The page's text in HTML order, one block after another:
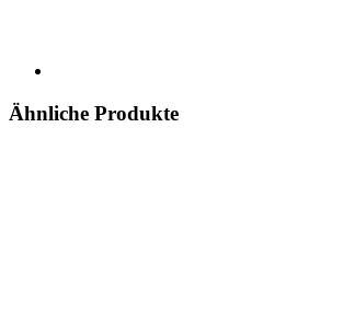
Ähnliche Produkte